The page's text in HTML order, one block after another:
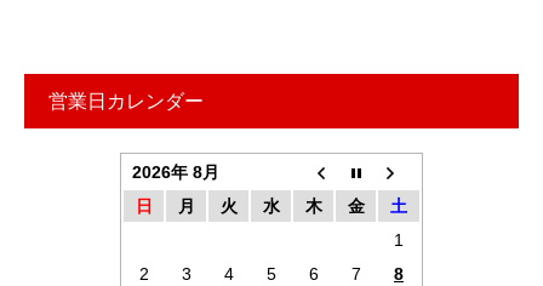
営業日カレンダー
2026年 8月
日
月 火 水 木 金
土
1
2
3 4 5 6 7
8